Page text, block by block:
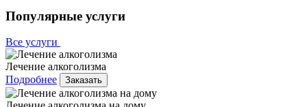
Популярные услуги
Все услуги
Лечение алкоголизма
Подробнее
Заказать